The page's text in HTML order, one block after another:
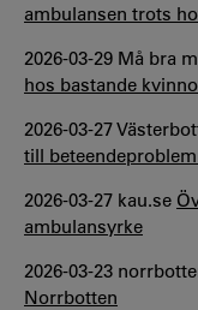
ambulansen trots
2026-03-29 Må bra
hos bastande
2026-03-27
till
2026-03-27 kau.se
ambulansyrke
2026-03-23
Norrbotten